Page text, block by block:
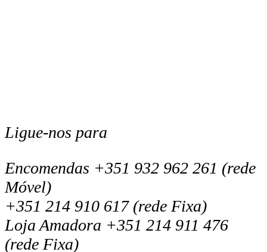
Ligue-nos para
Encomendas +351 932 962 261 (rede
Móvel)
+351 214 910 617 (rede Fixa)
Loja Amadora +351 214 911 476
(rede Fixa)